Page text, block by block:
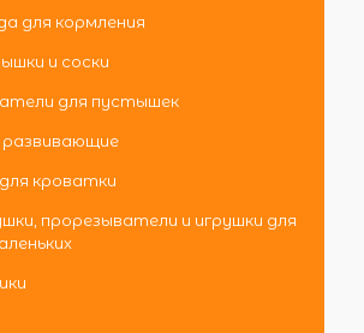
для кормления
и соски
для пустышек
развивающие
кроватки
прорезыватели и игрушки для